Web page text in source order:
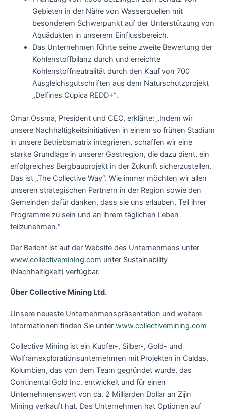
Gebieten in der Nähe von Wasserquellen mit
besonderem Schwerpunkt auf der Unterstützung von
Aquädukten in unserem Einflussbereich.
Das Unternehmen führte seine zweite Bewertung der
Kohlenstoffbilanz durch und erreichte
Kohlenstoffneutralität durch den Kauf von 700
Ausgleichsgutschriften aus dem Naturschutzprojekt
„Delfines Cupica REDD+“.
Omar Ossma, President und CEO, erklärte: „Indem wir
unsere Nachhaltigkeitsinitiativen in einem so frühen Stadium
in unsere Betriebsmatrix integrieren, schaffen wir eine
starke Grundlage in unserer Gastregion, die dazu dient, ein
erfolgreiches Bergbauprojekt in der Zukunft sicherzustellen.
Das ist „The Collective Way“. Wie immer möchten wir allen
unseren strategischen Partnern in der Region sowie den
Gemeinden dafür danken, dass sie uns erlauben, Teil ihrer
Programme zu sein und an ihrem täglichen Leben
teilzunehmen.“
Der Bericht ist auf der Website des Unternehmens unter
www.collectivemining.com unter Sustainability
(Nachhaltigkeit) verfügbar.
Über Collective Mining Ltd.
Unsere neueste Unternehmenspräsentation und weitere
Informationen finden Sie unter www.collectivemining.com
Collective Mining ist ein Kupfer-, Silber-, Gold- und
Wolframexplorationsunternehmen mit Projekten in Caldas,
Kolumbien, das von dem Team gegründet wurde, das
Continental Gold Inc. entwickelt und für einen
Unternehmenswert von ca. 2 Milliarden Dollar an Zijin
Mining verkauft hat. Das Unternehmen hat Optionen auf